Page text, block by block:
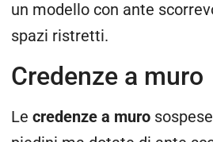
un modello con ante
spazi ristretti.
Credenze a muro
Le credenze a muro